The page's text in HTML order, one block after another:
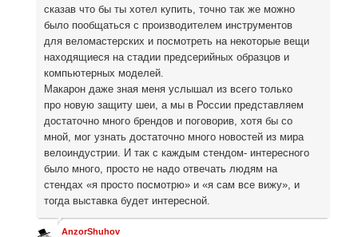
сказав что бы ты хотел купить, точно так же можно
было пообщаться с производителем инструментов
для веломастерских и посмотреть на некоторые вещи
находящиеся на стадии предсерийных образцов и
компьютерных моделей.
Макарон даже зная меня услышал из всего только
про новую защиту шеи, а мы в России представляем
достаточно много брендов и поговорив, хотя бы со
мной, мог узнать достаточно много новостей из мира
велоиндустрии. И так с каждым стендом- интересного
было много, просто не надо отвечать людям на
стендах «я просто посмотрю» и «я сам все вижу», и
тогда выставка будет интересной.
AnzorShuhov